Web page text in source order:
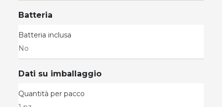
Batteria
Batteria inclusa
No
Dati su imballaggio
Quantità per pacco